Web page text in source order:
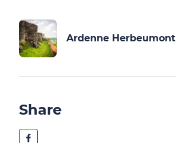
Ardenne Herbeumont
Share